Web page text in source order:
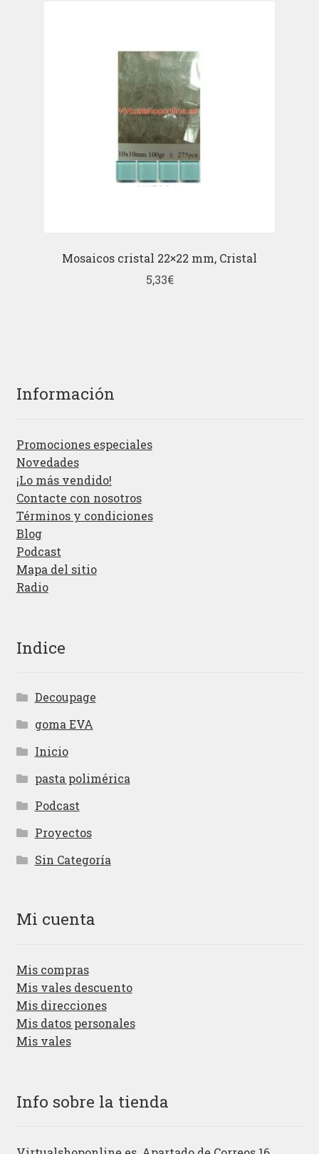
Mosaicos cristal 22×22 mm, Cristal
5,33€
Información
Promociones especiales
Novedades
¡Lo más vendido!
Contacte con nosotros
Términos y condiciones
Blog
Podcast
Mapa del sitio
Radio
Indice
Decoupage
goma EVA
Inicio
pasta polimérica
Podcast
Proyectos
Sin Categoría
Mi cuenta
Mis compras
Mis vales descuento
Mis direcciones
Mis datos personales
Mis vales
Info sobre la tienda